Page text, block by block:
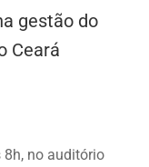
gestão do
Ceará
8h, no auditório